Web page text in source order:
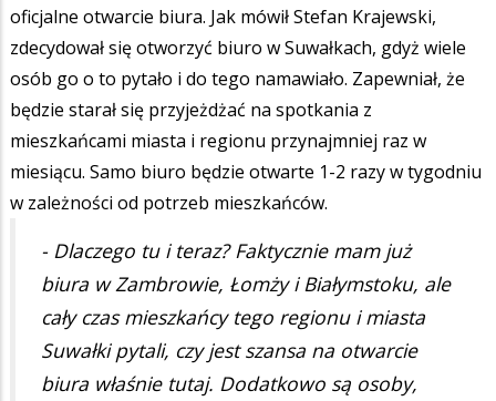
oficjalne otwarcie biura. Jak mówił Stefan Krajewski,
zdecydował się otworzyć biuro w Suwałkach, gdyż wiele
osób go o to pytało i do tego namawiało. Zapewniał, że
będzie starał się przyjeżdżać na spotkania z
mieszkańcami miasta i regionu przynajmniej raz w
miesiącu. Samo biuro będzie otwarte 1-2 razy w tygodniu
w zależności od potrzeb mieszkańców.
- Dlaczego tu i teraz? Faktycznie mam już
biura w Zambrowie, Łomży i Białymstoku, ale
cały czas mieszkańcy tego regionu i miasta
Suwałki pytali, czy jest szansa na otwarcie
biura właśnie tutaj. Dodatkowo są osoby,